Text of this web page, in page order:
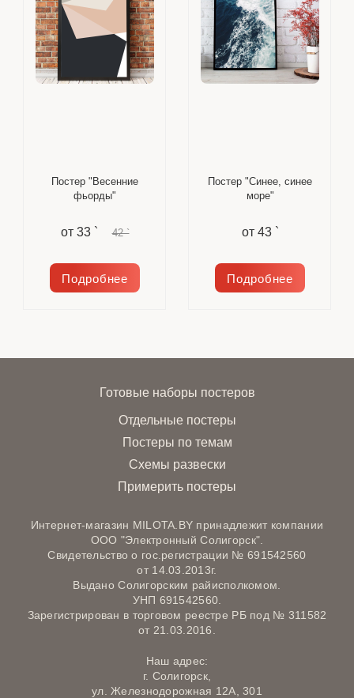
Постер "Весенние
фьорды"
от 33 ` 42 `
Подробнее
Постер "Синее, синее
море"
от 43 `
Подробнее
Готовые наборы постеров
Отдельные постеры
Постеры по темам
Схемы развески
Примерить постеры
Интернет-магазин MILOTA.BY принадлежит компании
ООО "Электронный Солигорск".
Свидетельство о гос.регистрации № 691542560
от 14.03.2013г.
Выдано Солигорским райисполкомом.
УНП 691542560.
Зарегистрирован в торговом реестре РБ под № 311582
от 21.03.2016.
Наш адрес:
г. Солигорск,
ул. Железнодорожная 12А, 301